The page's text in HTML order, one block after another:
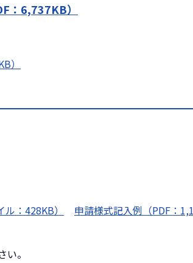
：6,737KB）
）
：428KB） 申請様式記入例（PDF：
。